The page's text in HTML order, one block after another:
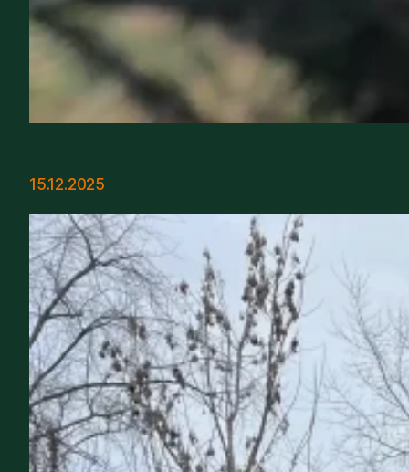
15.12.2025